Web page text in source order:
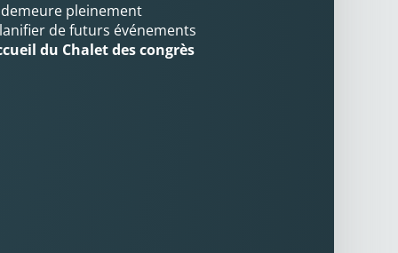
pleinement
de futurs événements
du Chalet des congrès